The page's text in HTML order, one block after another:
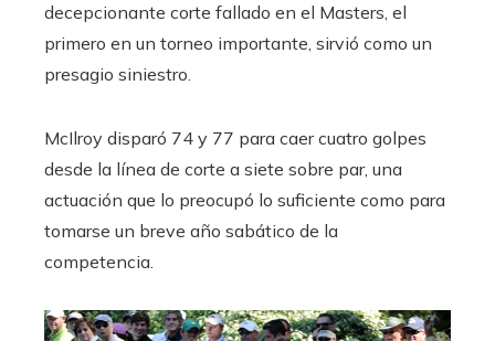
decepcionante corte fallado en el Masters, el
primero en un torneo importante, sirvió como un
presagio siniestro.
McIlroy disparó 74 y 77 para caer cuatro golpes
desde la línea de corte a siete sobre par, una
actuación que lo preocupó lo suficiente como para
tomarse un breve año sabático de la
competencia.